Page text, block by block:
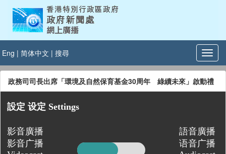
Eng | 简体中文 | 搜尋
政務司司長出席「環境及自然保育基金30周年 綠續未來」啟動禮